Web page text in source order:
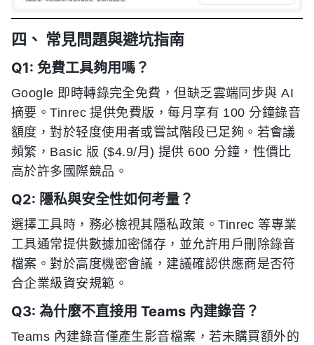
四、 常見問題與避坑指南
Q1: 免費工具夠用嗎？
Google 即時轉錄完全免費，但缺乏雲端同步與 AI
摘要。Tinrec 提供免費版，每月享有 100 分鐘錄音
額度，對於轻度使用者或嘗試階段已足夠。若會議
頻繁，Basic 版 ($4.9/月) 提供 600 分鐘，性價比
高於許多國際競品。
Q2: 隱私與安全性如何考量？
選擇工具時，務必檢視其隱私政策。Tinrec 等專業
工具通常提供數據加密儲存，並允許用戶刪除錄音
檔案。對於高度機密會議，建議確認供應商是否符
合企業級資安規範。
Q3: 為什麼不直接用 Teams 內建錄音？
Teams 內建錄音僅產生影音檔案，若未購買額外的